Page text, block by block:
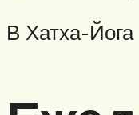
В Хатха-